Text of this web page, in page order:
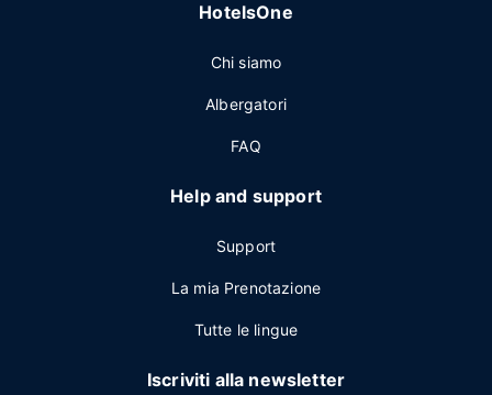
HotelsOne
Chi siamo
Albergatori
FAQ
Help and support
Support
La mia Prenotazione
Tutte le lingue
Iscriviti alla newsletter